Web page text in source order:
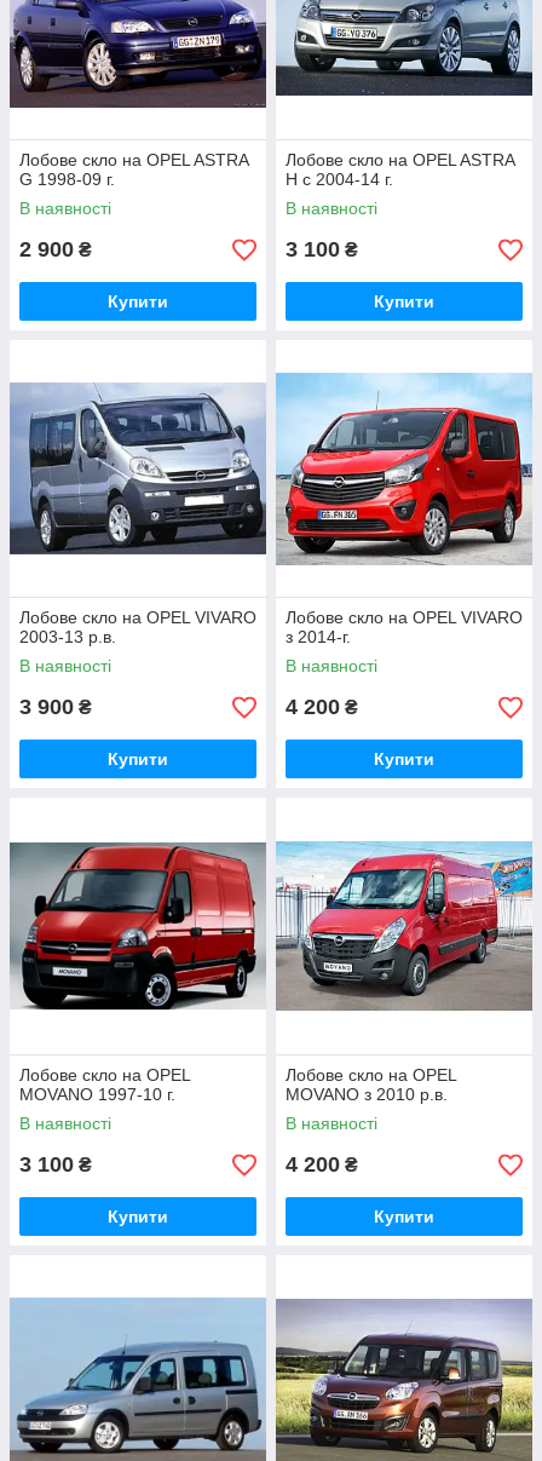
Лобове скло на OPEL ASTRA
G 1998-09 г.
В наявності
2 900 ₴
Купити
Лобове скло на OPEL ASTRA
H c 2004-14 г.
В наявності
3 100 ₴
Купити
Лобове скло на OPEL VIVARO
2003-13 р.в.
В наявності
3 900 ₴
Купити
Лобове скло на OPEL VIVARO
з 2014-г.
В наявності
4 200 ₴
Купити
Лобове скло на OPEL
MOVANO 1997-10 г.
В наявності
3 100 ₴
Купити
Лобове скло на OPEL
MOVANO з 2010 р.в.
В наявності
4 200 ₴
Купити